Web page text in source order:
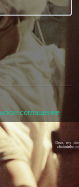
соглашение